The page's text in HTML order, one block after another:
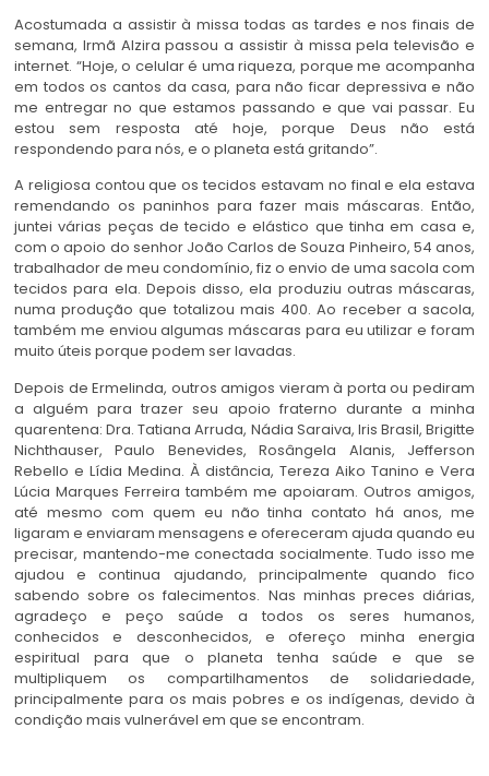
Acostumada a assistir à missa todas as tardes e nos finais de
semana, Irmã Alzira passou a assistir à missa pela televisão e
internet. “Hoje, o celular é uma riqueza, porque me acompanha
em todos os cantos da casa, para não ficar depressiva e não
me entregar no que estamos passando e que vai passar. Eu
estou sem resposta até hoje, porque Deus não está
respondendo para nós, e o planeta está gritando”.
A religiosa contou que os tecidos estavam no final e ela estava
remendando os paninhos para fazer mais máscaras. Então,
juntei várias peças de tecido e elástico que tinha em casa e,
com o apoio do senhor João Carlos de Souza Pinheiro, 54 anos,
trabalhador de meu condomínio, fiz o envio de uma sacola com
tecidos para ela. Depois disso, ela produziu outras máscaras,
numa produção que totalizou mais 400. Ao receber a sacola,
também me enviou algumas máscaras para eu utilizar e foram
muito úteis porque podem ser lavadas.
Depois de Ermelinda, outros amigos vieram à porta ou pediram
a alguém para trazer seu apoio fraterno durante a minha
quarentena: Dra. Tatiana Arruda, Nádia Saraiva, Iris Brasil, Brigitte
Nichthauser, Paulo Benevides, Rosângela Alanis, Jefferson
Rebello e Lídia Medina. À distância, Tereza Aiko Tanino e Vera
Lúcia Marques Ferreira também me apoiaram. Outros amigos,
até mesmo com quem eu não tinha contato há anos, me
ligaram e enviaram mensagens e ofereceram ajuda quando eu
precisar, mantendo-me conectada socialmente. Tudo isso me
ajudou e continua ajudando, principalmente quando fico
sabendo sobre os falecimentos. Nas minhas preces diárias,
agradeço e peço saúde a todos os seres humanos,
conhecidos e desconhecidos, e ofereço minha energia
espiritual para que o planeta tenha saúde e que se
multipliquem os compartilhamentos de solidariedade,
principalmente para os mais pobres e os indígenas, devido à
condição mais vulnerável em que se encontram.